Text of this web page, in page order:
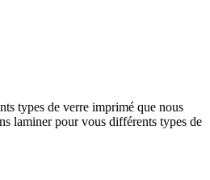
types de verre imprimé que nous
laminer pour vous différents types de